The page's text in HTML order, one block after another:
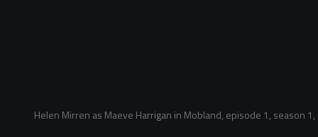
Helen Mirren as Maeve Harrigan in Mobland, episode 1, season